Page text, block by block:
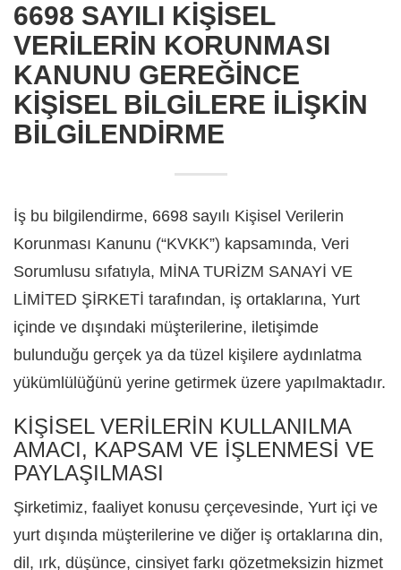
6698 SAYILI KİŞİSEL
VERİLERİN KORUNMASI
KANUNU GEREĞİNCE
KİŞİSEL BİLGİLERE İLİŞKİN
BİLGİLENDİRME
İş bu bilgilendirme, 6698 sayılı Kişisel Verilerin
Korunması Kanunu (“KVKK”) kapsamında, Veri
Sorumlusu sıfatıyla, MİNA TURİZM SANAYİ VE
LİMİTED ŞİRKETİ tarafından, iş ortaklarına, Yurt
içinde ve dışındaki müşterilerine, iletişimde
bulunduğu gerçek ya da tüzel kişilere aydınlatma
yükümlülüğünü yerine getirmek üzere yapılmaktadır.
KİŞİSEL VERİLERİN KULLANILMA
AMACI, KAPSAM VE İŞLENMESİ VE
PAYLAŞILMASI
Şirketimiz, faaliyet konusu çerçevesinde, Yurt içi ve
yurt dışında müşterilerine ve diğer iş ortaklarına din,
dil, ırk, düşünce, cinsiyet farkı gözetmeksizin hizmet